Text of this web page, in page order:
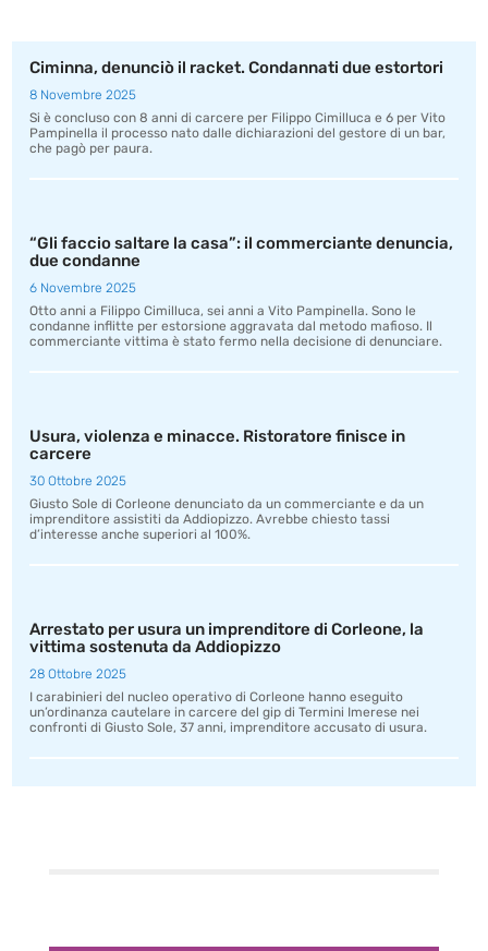
Ciminna, denunciò il racket. Condannati due estortori
8 Novembre 2025
Si è concluso con 8 anni di carcere per Filippo Cimilluca e 6 per Vito
Pampinella il processo nato dalle dichiarazioni del gestore di un bar,
che pagò per paura.
“Gli faccio saltare la casa”: il commerciante denuncia,
due condanne
6 Novembre 2025
Otto anni a Filippo Cimilluca, sei anni a Vito Pampinella. Sono le
condanne inflitte per estorsione aggravata dal metodo mafioso. Il
commerciante vittima è stato fermo nella decisione di denunciare.
Usura, violenza e minacce. Ristoratore finisce in
carcere
30 Ottobre 2025
Giusto Sole di Corleone denunciato da un commerciante e da un
imprenditore assistiti da Addiopizzo. Avrebbe chiesto tassi
d’interesse anche superiori al 100%.
Arrestato per usura un imprenditore di Corleone, la
vittima sostenuta da Addiopizzo
28 Ottobre 2025
I carabinieri del nucleo operativo di Corleone hanno eseguito
un’ordinanza cautelare in carcere del gip di Termini Imerese nei
confronti di Giusto Sole, 37 anni, imprenditore accusato di usura.